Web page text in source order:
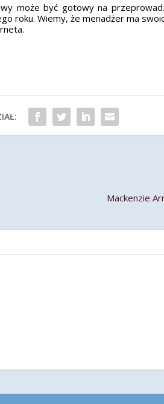
może być gotowy na
roku. Wiemy, że menadżer ma
Mackenzie